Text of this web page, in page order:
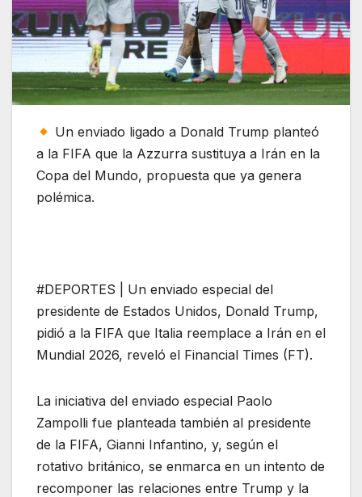
Un enviado ligado a Donald Trump planteó
a la FIFA que la Azzurra sustituya a Irán en la
Copa del Mundo, propuesta que ya genera
polémica.
#DEPORTES | Un enviado especial del
presidente de Estados Unidos, Donald Trump,
pidió a la FIFA que Italia reemplace a Irán en el
Mundial 2026, reveló el Financial Times (FT).
La iniciativa del enviado especial Paolo
Zampolli fue planteada también al presidente
de la FIFA, Gianni Infantino, y, según el
rotativo británico, se enmarca en un intento de
recomponer las relaciones entre Trump y la